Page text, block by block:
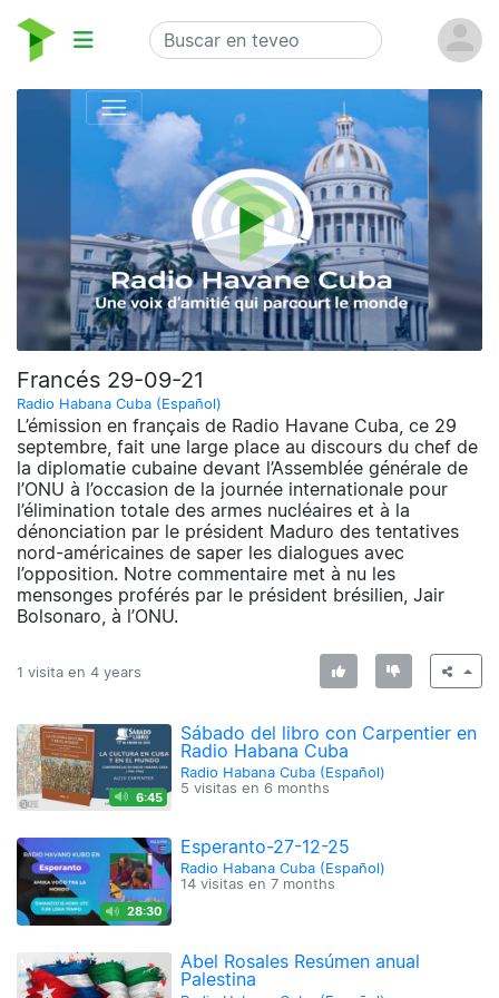
Francés 29-09-21
Radio Habana Cuba (Español)
L’émission en français de Radio Havane Cuba, ce 29
septembre, fait une large place au discours du chef de
la diplomatie cubaine devant l’Assemblée générale de
l’ONU à l’occasion de la journée internationale pour
l’élimination totale des armes nucléaires et à la
dénonciation par le président Maduro des tentatives
nord-américaines de saper les dialogues avec
l’opposition. Notre commentaire met à nu les
mensonges proférés par le président brésilien, Jair
Bolsonaro, à l’ONU.
1 visita en 4 years
6:45
Sábado del libro con Carpentier en
Radio Habana Cuba
Radio Habana Cuba (Español)
5 visitas en 6 months
28:30
Esperanto-27-12-25
Radio Habana Cuba (Español)
14 visitas en7 months
Abel Rosales Resúmen anual
Palestina